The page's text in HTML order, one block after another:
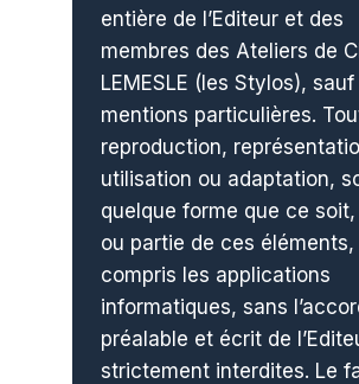
entière de l’Editeur et des
membres des Ateliers de
LEMESLE (les Stylos), sauf
mentions particulières.
reproduction,
utilisation ou adaptation,
quelque forme que ce
ou partie de ces éléments,
compris les applications
informatiques, sans
préalable et écrit de
strictement interdites. Le